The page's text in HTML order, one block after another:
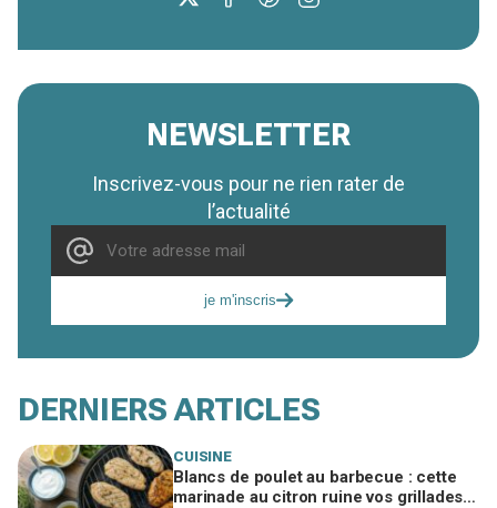
NEWSLETTER
Inscrivez-vous pour ne rien rater de
l’actualité
je m'inscris
DERNIERS ARTICLES
CUISINE
Blancs de poulet au barbecue : cette
marinade au citron ruine vos grillades